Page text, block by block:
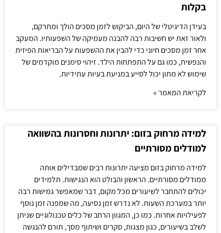
בקלות
בעידן הדיגיטלי של היום, הביקוש לזמן מסכים הולך ומתרקם,
ולאור זאת יש חשיבות רבה להבנה מעמיקה של השפעותיו. המעקב
אחר זמן מסכים חיוני כדי להבין את ההשפעות על הבריאות הפיזית
והנפשית, כמו גם על התפתחות הילד. זיהוי סימנים מוקדמים של
שימוש לא מתון יכול לסייע במניעת בעיות עתידיות.
לקריאת המאמר »
למידה מרחוק בזום: יתרונות וחסרונות בהשוואה
למודלים מסורתיים
למידה מרחוק בזום מציעה יתרונות רבים שמבדילים אותה
ממודלים מסורתיים. הראשון והבולט הוא הנגישות. תלמידים
יכולים להתחבר לשיעורים מכל מקום, דבר שמאפשר גמישות רבה
יותר במערכת השעות. לא נדרש זמן נסיעה, מה שמפנה זמן נוסף
לפעילויות אחרות. כמו כן, המגוון הרחב של כלים טכנולוגיים שניתן
לשלב בשיעורים, כגון מצגות, סקרים ושיתוף מסך, תורם להנגשה